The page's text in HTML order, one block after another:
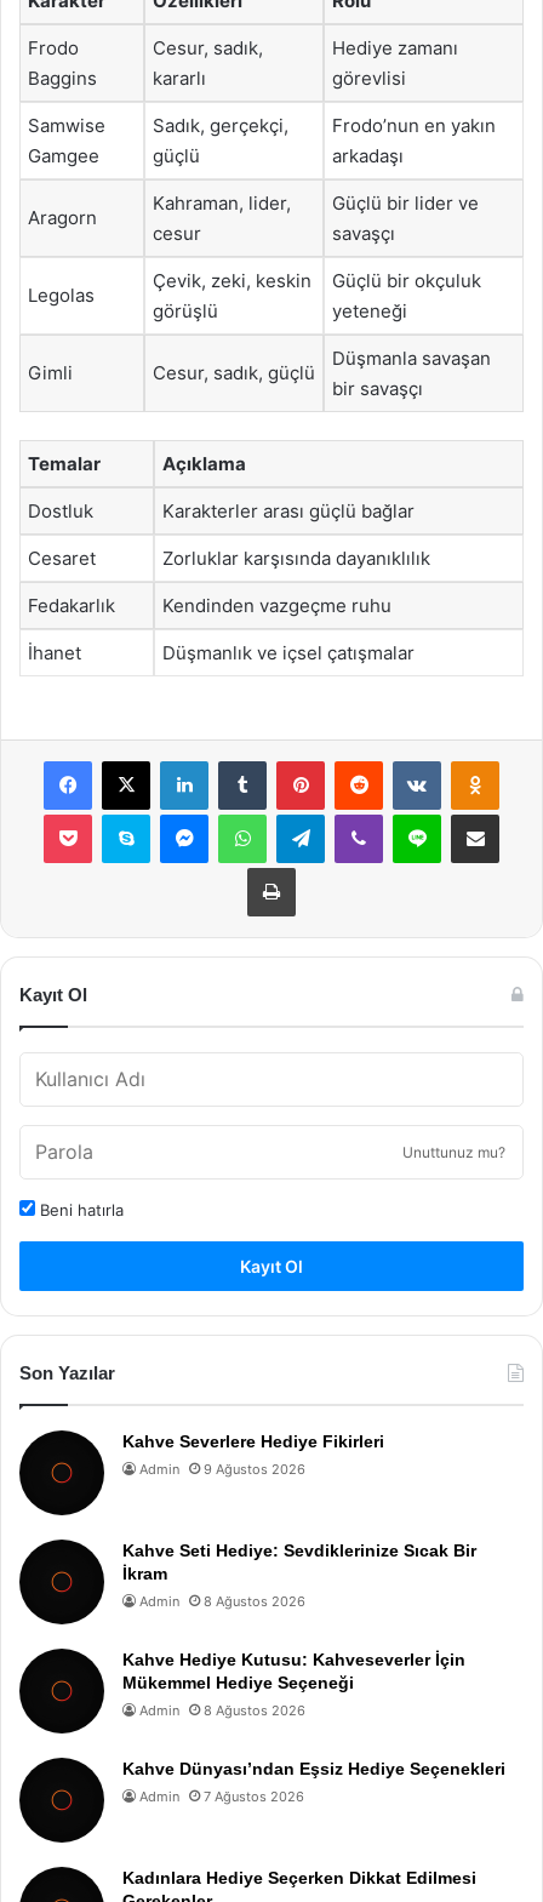
Frodo
Baggins
Cesur, sadık,
kararlı
Hediye zamanı
görevlisi
Samwise
Gamgee
Sadık, gerçekçi,
güçlü
Frodo’nun en yakın
arkadaşı
Aragorn
Kahraman, lider,
cesur
Güçlü bir lider ve
savaşçı
Legolas
Çevik, zeki, keskin
görüşlü
Güçlü bir okçuluk
yeteneği
Gimli Cesur, sadık, güçlü
Düşmanla savaşan
bir savaşçı
Temalar Açıklama
Dostluk Karakterler arası güçlü bağlar
Cesaret Zorluklar karşısında dayanıklılık
Fedakarlık Kendinden vazgeçme ruhu
İhanet Düşmanlık ve içsel çatışmalar
Facebook
X LinkedInTumblr PinterestReddit VKontakte
Pocket Skype MessengerWhatsAppTelegramViber Line E-Posta ile
Yazdır
Kayıt Ol
Unuttunuz mu?
Beni hatırla
Kayıt Ol
Son Yazılar
Kahve Severlere Hediye Fikirleri
Admin 9 Ağustos 2026
Kahve Seti Hediye: Sevdiklerinize Sıcak Bir
İkram
Admin 8 Ağustos 2026
Kahve Hediye Kutusu: Kahveseverler İçin
Mükemmel Hediye Seçeneği
Admin 8 Ağustos 2026
Kahve Dünyası’ndan Eşsiz Hediye Seçenekleri
Admin 7 Ağustos 2026
Kadınlara Hediye Seçerken Dikkat Edilmesi